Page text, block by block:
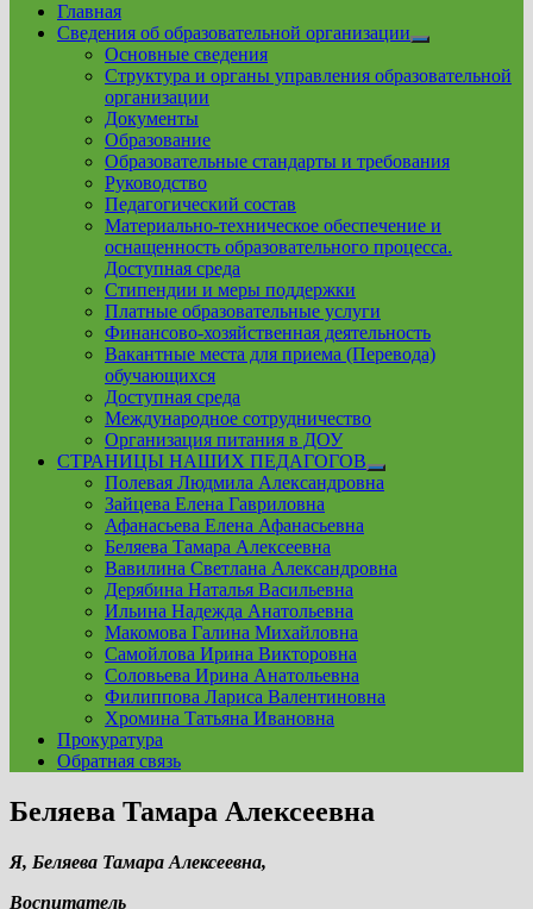
Главная
Сведения об образовательной организации
Show
menu
Основные сведения
Структура и органы управления образовательной
организации
Документы
Образование
Образовательные стандарты и требования
Руководство
Педагогический состав
Материально-техническое обеспечение и
оснащенность образовательного процесса.
Доступная среда
Стипендии и меры поддержки
Платные образовательные услуги
Финансово-хозяйственная деятельность
Вакантные места для приема (Перевода)
обучающихся
Доступная среда
Международное сотрудничество
Организация питания в ДОУ
СТРАНИЦЫ НАШИХ ПЕДАГОГОВ
Show
sub
Полевая Людмила Александровна
Зайцева Елена Гавриловна
Афанасьева Елена Афанасьевна
Беляева Тамара Алексеевна
Вавилина Светлана Александровна
Дерябина Наталья Васильевна
Ильина Надежда Анатольевна
Макомова Галина Михайловна
Самойлова Ирина Викторовна
Соловьева Ирина Анатольевна
Филиппова Лариса Валентиновна
Хромина Татьяна Ивановна
Прокуратура
Обратная связь
Беляева Тамара Алексеевна
Я, Беляева Тамара Алексеевна,
Воспитатель